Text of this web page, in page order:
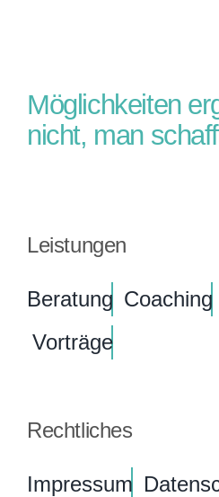
Möglichkeiten
nicht, man
Leistungen
Beratung Coaching
Vorträge
Rechtliches
Impressum